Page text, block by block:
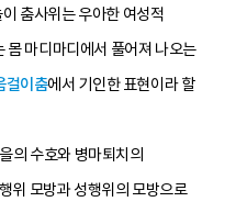
춤사위는 우아한 여성적
몸 마디마디에서 풀어져 나오는
걸이춤에서 기인한 표현이라 할
의 수호와 병마퇴치의
위 모방과 성행위의 모방으로